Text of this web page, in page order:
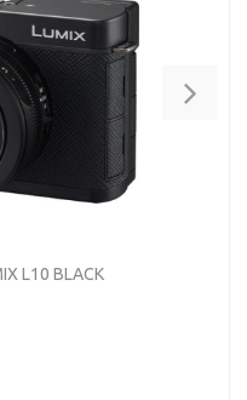
L10 BLACK